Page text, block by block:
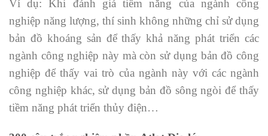
Ví dụ: Khi đánh giá tiềm năng của ngành công
nghiệp năng lượng, thí sinh không những chỉ sử dụng
bản đồ khoáng sản để thấy khả năng phát triển các
ngành công nghiệp này mà còn sử dụng bản đồ công
nghiệp để thấy vai trò của ngành này với các ngành
công nghiệp khác, sử dụng bản đồ sông ngòi để thấy
tiềm năng phát triển thủy điện…